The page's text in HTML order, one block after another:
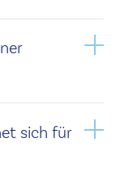
sich für